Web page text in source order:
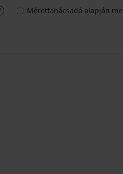
Mérettanácsadó alapján